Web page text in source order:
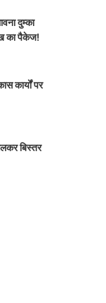
दुम्का
का पैकेज!
कार्यों पर
बिस्तर